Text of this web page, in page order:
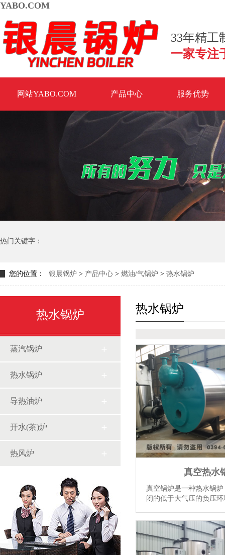
YABO.COM
33年精
一家专注
网站YABO.COM 产品中心 服务优势
热门关键字：
您的位置： 银晨锅炉 > 产品中心 > 燃油/气锅炉 > 热水锅炉
热水锅炉
蒸汽锅炉
热水锅炉
导热油炉
开水(茶)炉
热风炉
热水锅炉
真空热水
真空锅炉是一种热水锅
闭的低于大气压的负压
韩国、美国等地的民用